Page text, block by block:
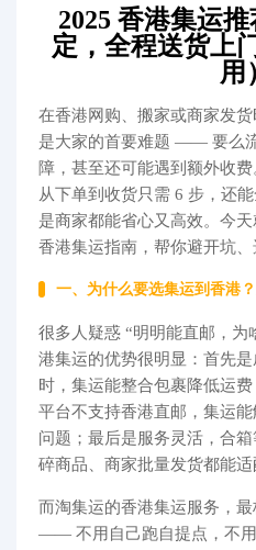
关于我们
2025 香港集运
定，全程送货上
用
在香港网购、搬家或商家发
是大家的首要难题 —— 要么
障，甚至还可能遇到额外收
从下单到收货只需 6 步，还
是商家都能省心又高效。今
香港集运指南，帮你避开坑、
一、为什么要选集运到香港
很多人疑惑 “明明能直邮，为
港集运的优势很明显：首先
时，集运能整合包裹降低运
平台不支持香港直邮，集运
问题；最后是服务灵活，合
碎商品、商家批量发货都能适
而淘集运的香港集运服务，
—— 不用自己跑自提点，不